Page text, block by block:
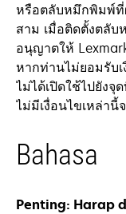
หรือตลับหมึกพิมพ์ที่
สาม เมื่อติดตั้งตลั
อนุญาตให้
หากท่านไม่ยอมรับ
ไม่ได้เปิดใช้ไปยัง
ไม่มีเงื่อนไขเหล่า
Bahasa
Penting: Harap